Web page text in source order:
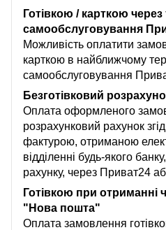
Готівкою / карткою через
самообслуговування
Можливість оплатити
карткою в найближчому
самообслуговування
Безготівковий
Оплата оформленого
розрахунковий рахунок
фактурою, отриманою
відділенні будь-якого
рахунку, через Приват24
Готівкою при отриманні
"Нова пошта"
Оплата замовлення